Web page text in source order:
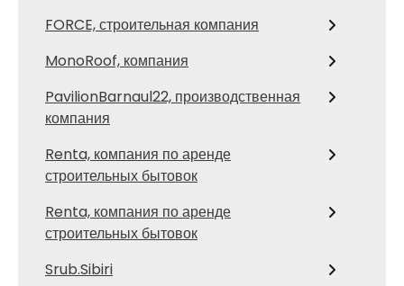
FORCE, строительная компания
MonoRoof, компания
PavilionBarnaul22, производственная
компания
Renta, компания по аренде
строительных бытовок
Renta, компания по аренде
строительных бытовок
Srub.Sibiri